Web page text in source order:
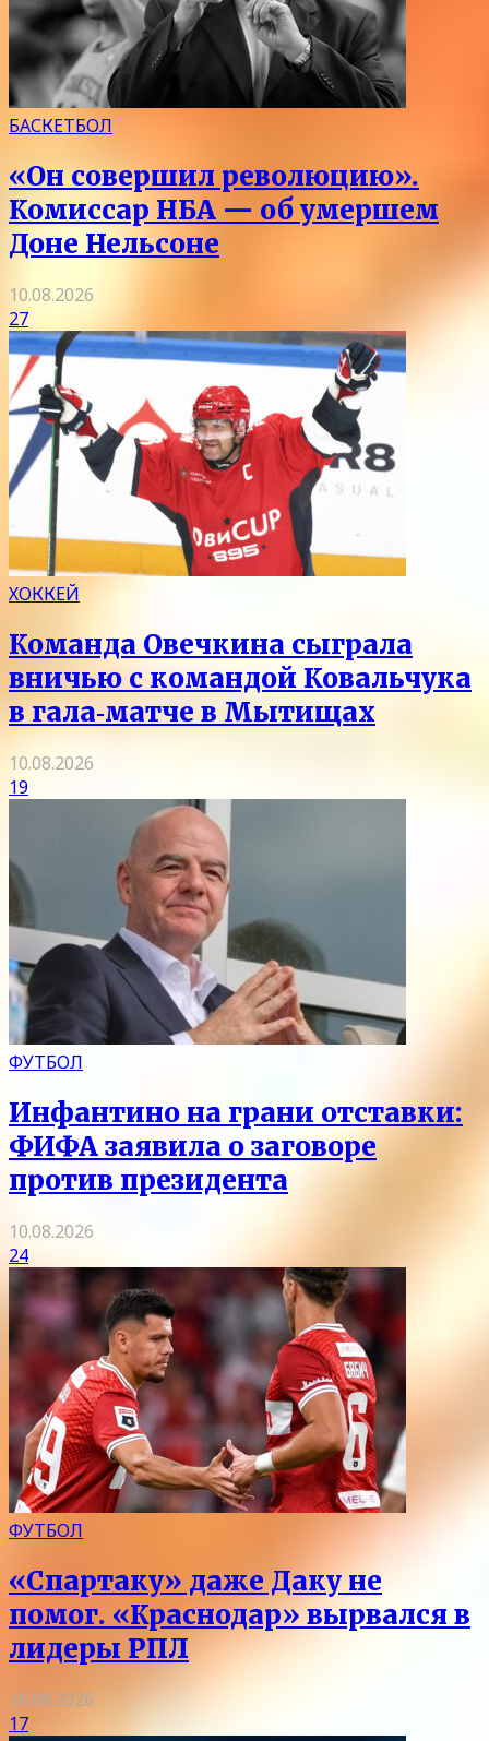
БАСКЕТБОЛ
«Он совершил революцию».
Комиссар НБА — об умершем
Доне Нельсоне
10.08.2026
27
ХОККЕЙ
Команда Овечкина сыграла
вничью с командой Ковальчука
в гала‑матче в Мытищах
10.08.2026
19
ФУТБОЛ
Инфантино на грани отставки:
ФИФА заявила о заговоре
против президента
10.08.2026
24
ФУТБОЛ
«Спартаку» даже Даку не
помог. «Краснодар» вырвался в
лидеры РПЛ
10.08.2026
17